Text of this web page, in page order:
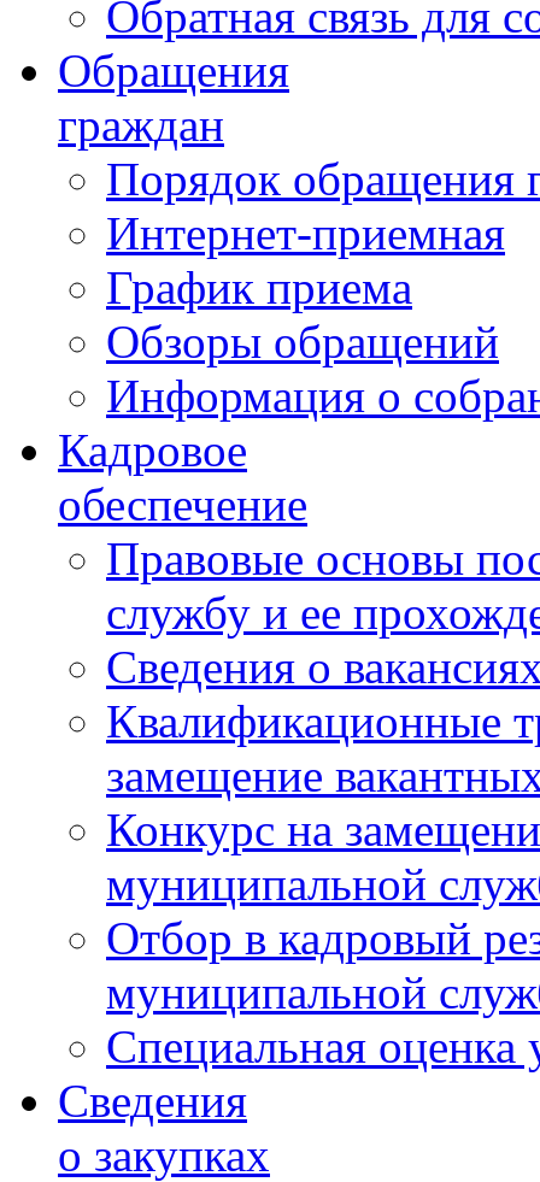
Обратная связь для
Обращения
граждан
Порядок обращения
Интернет-приемная
График приема
Обзоры обращений
Информация о
Кадровое
обеспечение
Правовые основы
службу и ее
Сведения о
Квалификационные
замещение
Конкурс на
муниципальной
Отбор в кадровый
муниципальной
Специальная оценка
Сведения
о закупках